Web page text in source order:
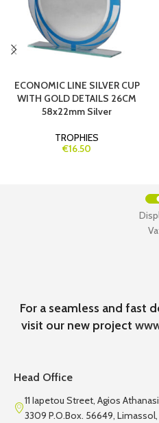
ECONOMIC LINE SILVER CUP
WITH GOLD DETAILS 26CM
58x22mm Silver
TROPHIES
€16.50
For a seamless and fast
visit our new project
Head Office
11 Iapetou Street, Agios
3309 P.O.Box. 56649, Limassol,